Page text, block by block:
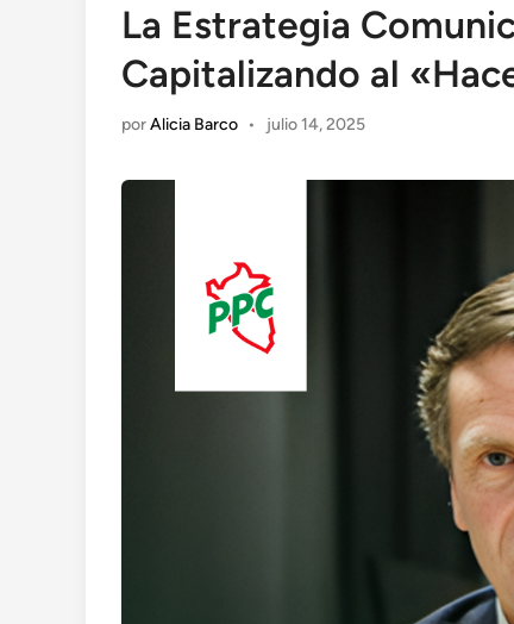
La Estrategia
Capitalizando al
porAlicia Barco • julio 14, 2025